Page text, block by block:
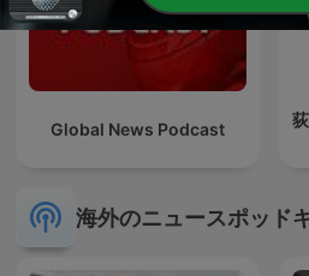
Global News Podcast
海外のニュースポッド